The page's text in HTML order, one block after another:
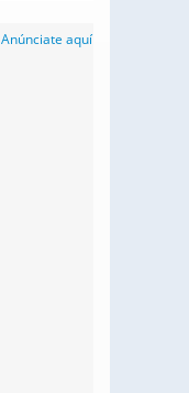
Anúnciate aquí